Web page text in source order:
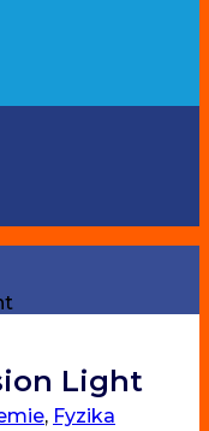
Light
, Fyzika